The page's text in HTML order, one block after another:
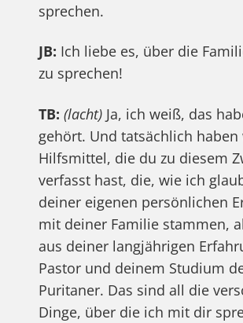
sprechen.
JB: Ich liebe es, über die
zu sprechen!
TB: (lacht)Ja, ich weiß, das
gehört. Und tatsächlich
Hilfsmittel, die du zu diesem
verfasst hast, die, wie ich
deiner eigenen persönlichen
mit deiner Familie stammen,
aus deiner langjährigen
Pastor und deinem Studium
Puritaner. Das sind all die
Dinge, über die ich mit dir